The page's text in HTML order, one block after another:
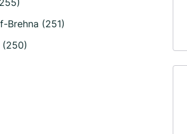
Brehna (251)
(250)